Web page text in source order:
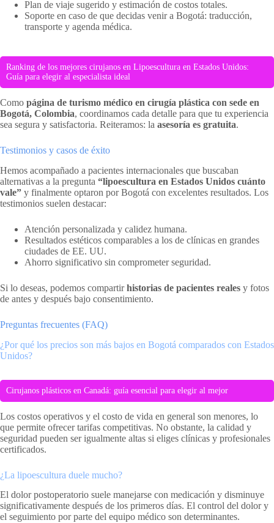
Plan de viaje sugerido y estimación de costos totales.
Soporte en caso de que decidas venir a Bogotá: traducción,
transporte y agenda médica.
Ranking de los mejores cirujanos en Lipoescultura en Estados Unidos:
Guía para elegir al especialista ideal
Como página de turismo médico en cirugía plástica con sede en
Bogotá, Colombia, coordinamos cada detalle para que tu experiencia
sea segura y satisfactoria. Reiteramos: la asesoría es gratuita.
Testimonios y casos de éxito
Hemos acompañado a pacientes internacionales que buscaban
alternativas a la pregunta “lipoescultura en Estados Unidos cuánto
vale” y finalmente optaron por Bogotá con excelentes resultados. Los
testimonios suelen destacar:
Atención personalizada y calidez humana.
Resultados estéticos comparables a los de clínicas en grandes
ciudades de EE. UU.
Ahorro significativo sin comprometer seguridad.
Si lo deseas, podemos compartirhistorias de pacientes reales y fotos
de antes y después bajo consentimiento.
Preguntas frecuentes (FAQ)
¿Por qué los precios son más bajos en Bogotá comparados con Estados
Unidos?
Cirujanos plásticos en Canadá: guía esencial para elegir al mejor
Los costos operativos y el costo de vida en general son menores, lo
que permite ofrecer tarifas competitivas. No obstante, la calidad y
seguridad pueden ser igualmente altas si eliges clínicas y profesionales
certificados.
¿La lipoescultura duele mucho?
El dolor postoperatorio suele manejarse con medicación y disminuye
significativamente después de los primeros días. El control del dolor y
el seguimiento por parte del equipo médico son determinantes.